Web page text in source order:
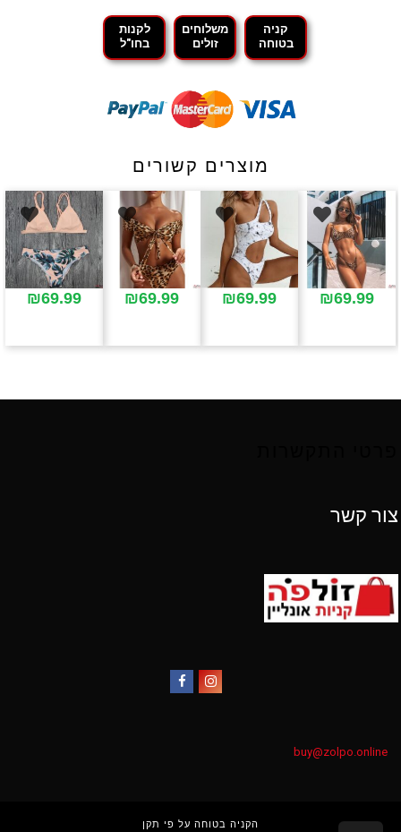
קניה
בטוחה
משלוחים
זולים
לקנות
בחו"ל
מוצרים קשורים
₪69.99
₪69.99
₪69.99
₪69.99
צור קשר
buy@zolpo.online
הקניה בטוחה על פי תקן